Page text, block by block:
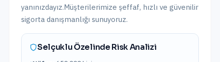
yanınızdayız.Müşterilerimize şeffaf, hızlı ve güvenilir
sigorta danışmanlığı sunuyoruz.
SelçukluÖzelinde Risk Analizi